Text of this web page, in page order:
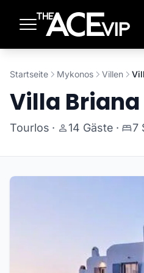
Startseite Mykonos Villen
Villa Briana
Tourlos · 14 Gäste · 7